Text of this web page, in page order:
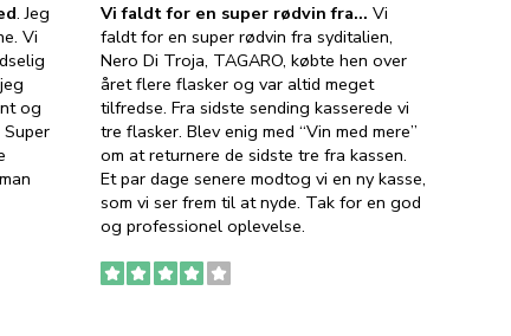
. Jeg
Vi
og
Vi faldt for en super rødvin fra… Vi
faldt for en super rødvin fra syditalien,
Nero Di Troja, TAGARO, købte hen over
året flere flasker og var altid meget
tilfredse. Fra sidste sending kasserede vi
tre flasker. Blev enig med “Vin med mere”
om at returnere de sidste tre fra kassen.
Et par dage senere modtog vi en ny kasse,
som vi ser frem til at nyde. Tak for en god
og professionel oplevelse.